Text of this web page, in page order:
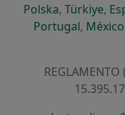
Polskase abre en
, Türkiyese
,
Portugalse abre
, México